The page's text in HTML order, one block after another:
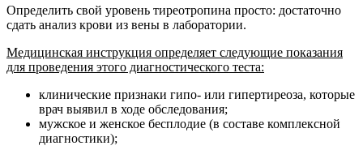
Определить свой уровень тиреотропина просто: достаточно
сдать анализ крови из вены в лаборатории.
Медицинская инструкция определяет следующие показания
для проведения этого диагностического теста:
клинические признаки гипо- или гипертиреоза, которые
врач выявил в ходе обследования;
мужское и женское бесплодие (в составе комплексной
диагностики);